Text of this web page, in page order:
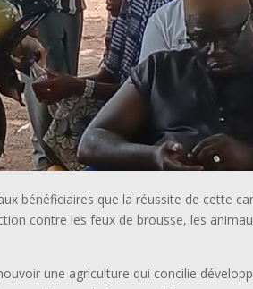
bénéficiaires que la réussite de cette
contre les feux de brousse, les
une agriculture qui concilie